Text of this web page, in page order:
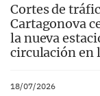
Cortes de
Cartagonova
la nueva
circulación en
18/07/2026